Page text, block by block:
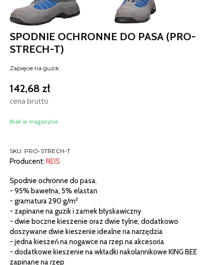
SPODNIE OCHRONNE DO PASA (PRO-
STRECH-T)
Zapięcie na guzik
142,68 zł
cena brutto
Brak w magazynie
SKU: PRO-STRECH-T
Producent:REIS
Spodnie ochronne do pasa.
- 95% bawełna, 5% elastan
- gramatura 290 g/m²
- zapinane na guzik i zamek błyskawiczny
- dwie boczne kieszenie oraz dwie tylne, dodatkowo
doszywane dwie kieszenie idealne na narzędzia
- jedna kieszeń na nogawce na rzep na akcesoria
- dodatkowe kieszenie na wkładki nakolannikowe KING BEE
zapinane na rzep